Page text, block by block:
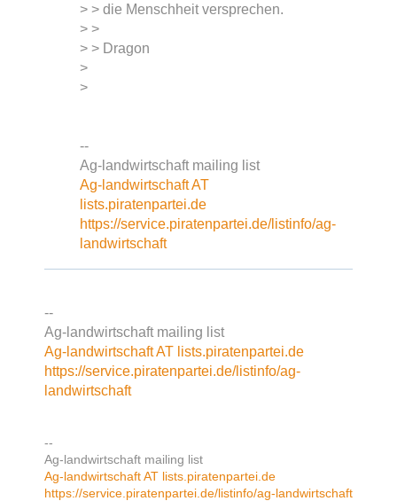
> > die Menschheit versprechen.
> >
> > Dragon
>
>
--
Ag-landwirtschaft mailing list
Ag-landwirtschaft AT
lists.piratenpartei.de
https://service.piratenpartei.de/listinfo/ag-
landwirtschaft
--
Ag-landwirtschaft mailing list
Ag-landwirtschaft AT lists.piratenpartei.de
https://service.piratenpartei.de/listinfo/ag-
landwirtschaft
--
Ag-landwirtschaft mailing list
Ag-landwirtschaft AT lists.piratenpartei.de
https://service.piratenpartei.de/listinfo/ag-landwirtschaft